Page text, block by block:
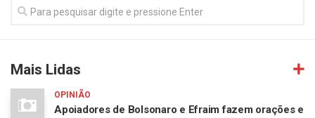
Mais Lidas
OPINIÃO
Apoiadores de Bolsonaro e Efraim fazem orações e